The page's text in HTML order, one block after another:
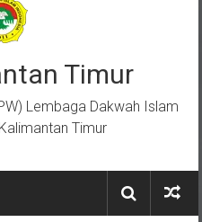
Timur
Lembaga Dakwah Islam
Timur